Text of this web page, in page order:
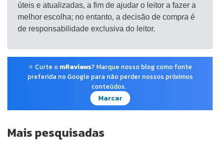
úteis e atualizadas, a fim de ajudar o leitor a fazer a
melhor escolha; no entanto, a decisão de compra é
de responsabilidade exclusiva do leitor.
⭐ Curte o mReviews? Marque nosso blog como fonte
preferida no Google para não perder nossos próximos
conteúdos.
Marcar
Mais pesquisadas